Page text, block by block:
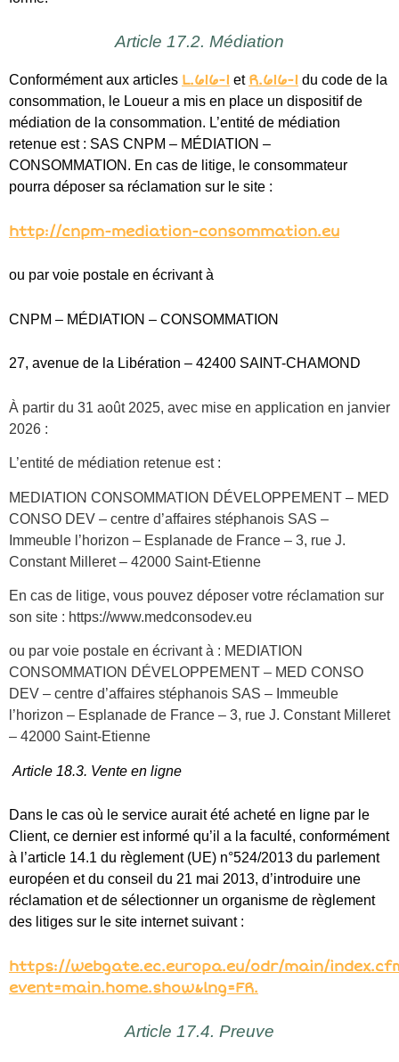
CNPM – MÉDIATION – CONSOMMATION
27, avenue de la Libération – 42400 SAINT-CHAMOND
À partir du 31 août 2025, avec mise en application en janvier
MEDIATION CONSOMMATION DÉVELOPPEMENT – MED
CONSO DEV – centre d’affaires stéphanois SAS –
Immeuble l’horizon – Esplanade de France – 3, rue J.
son site : https://www.medconsodev.eu
CONSOMMATION DÉVELOPPEMENT – MED CONSO
l’horizon – Esplanade de France – 3, rue J. Constant Milleret
– 42000 Saint-Etienne
Article 18.3. Vente en ligne
Dans le cas où le service aurait été acheté en ligne par le
Client, ce dernier est informé qu’il a la faculté, conformément
à l’article 14.1 du règlement (UE) n°524/2013 du parlement
européen et du conseil du 21 mai 2013, d’introduire une
réclamation et de sélectionner un organisme de règlement
des litiges sur le site internet suivant :
event=main.home.show&lng=FR.
Article 17.4. Preuve
Il est expressément convenu que les données contenues
dans les systèmes d’information du Loueur ont force
probante quant aux commandes, demandes, et tout autre
élément relatif à l’utilisation du Site. Elles pourront être
de preuve au même titre que tout document écrit.